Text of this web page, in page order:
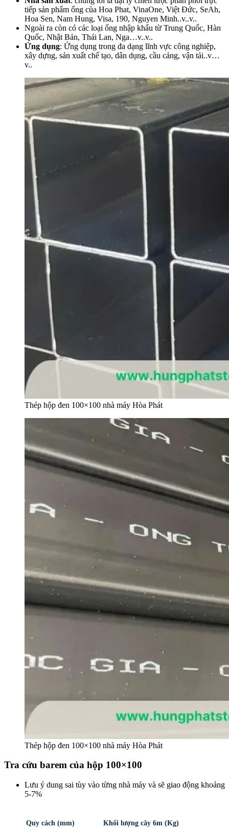
tiếp sản phẩm ống của Hoa Phat, VinaOne, Việt Đức, SeAh,
Hoa Sen, Nam Hung, Visa, 190, Nguyen Minh..v..v..
Ngoài ra còn có các loại ống nhập khẩu từ Trung Quốc, Hàn
Quốc, Nhật Bản, Thái Lan, Nga…v..v..
Ứng dụng: Ứng dụng trong đa dạng lĩnh vực công nghiệp,
xây dựng, sản xuất chế tạo, dân dụng, cầu cảng, vận tải..v…
v..
Thép hộp đen 100×100 nhà máy Hòa Phát
Thép hộp đen 100×100 nhà máy Hòa Phát
Tra cứu barem của hộp 100×100
Lưu ý dung sai tùy vào từng nhà máy và sẽ giao động khoảng
5-7%
Quy cách (mm) Khối lượng cây 6m (Kg)